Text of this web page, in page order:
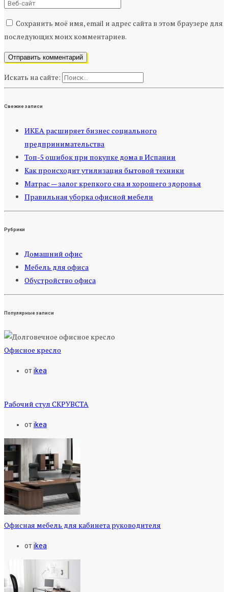
Сохранить моё имя, email и адрес сайта в этом браузере для
последующих моих комментариев.
Искать на сайте:
Свежие записи
ИКЕА расширяет бизнес социального
предпринимательства
Топ-5 ошибок при покупке дома в Испании
Как происходит утилизация бытовой техники
Матрас — залог крепкого сна и хорошего здоровья
Правильная уборка офисной мебели
Рубрики
Домашний офис
Мебель для офиса
Обустройство офиса
Популярные записи
Офисное кресло
отikea
Рабочий стул СКРУВСТА
отikea
Офисная мебель для кабинета руководителя
отikea